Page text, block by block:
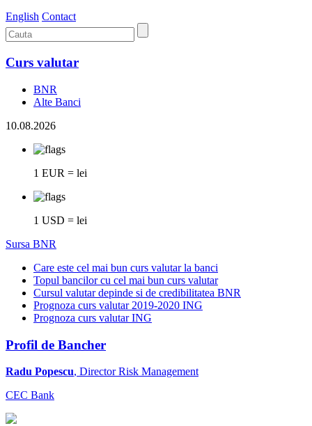
English Contact
Curs valutar
BNR
Alte Banci
10.08.2026
1 EUR = lei
1 USD = lei
Sursa BNR
Care este cel mai bun curs valutar la banci
Topul bancilor cu cel mai bun curs valutar
Cursul valutar depinde si de credibilitatea BNR
Prognoza curs valutar 2019-2020 ING
Prognoza curs valutar ING
Profil de Bancher
Radu Popescu, Director Risk Management
CEC Bank